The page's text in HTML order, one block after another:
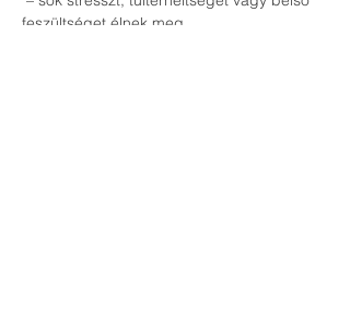
feszültséget élnek meg,